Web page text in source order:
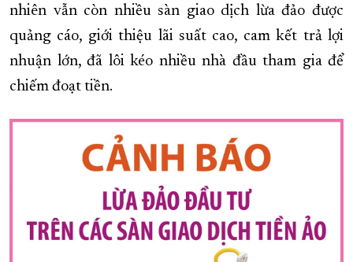
nhiên vẫn còn nhiều sàn giao dịch lừa đảo được
quảng cáo, giới thiệu lãi suất cao, cam kết trả lợi
nhuận lớn, đã lôi kéo nhiều nhà đầu tham gia để
chiếm đoạt tiền.